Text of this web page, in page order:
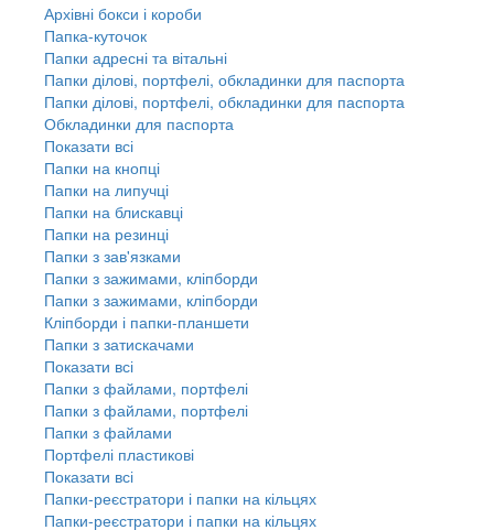
Архівні бокси і короби
Папка-куточок
Папки адресні та вітальні
Папки ділові, портфелі, обкладинки для паспорта
Папки ділові, портфелі, обкладинки для паспорта
Обкладинки для паспорта
Показати всі
Папки на кнопці
Папки на липучці
Папки на блискавці
Папки на резинці
Папки з зав'язками
Папки з зажимами, кліпборди
Папки з зажимами, кліпборди
Кліпборди і папки-планшети
Папки з затискачами
Показати всі
Папки з файлами, портфелі
Папки з файлами, портфелі
Папки з файлами
Портфелі пластикові
Показати всі
Папки-реєстратори і папки на кільцях
Папки-реєстратори і папки на кільцях